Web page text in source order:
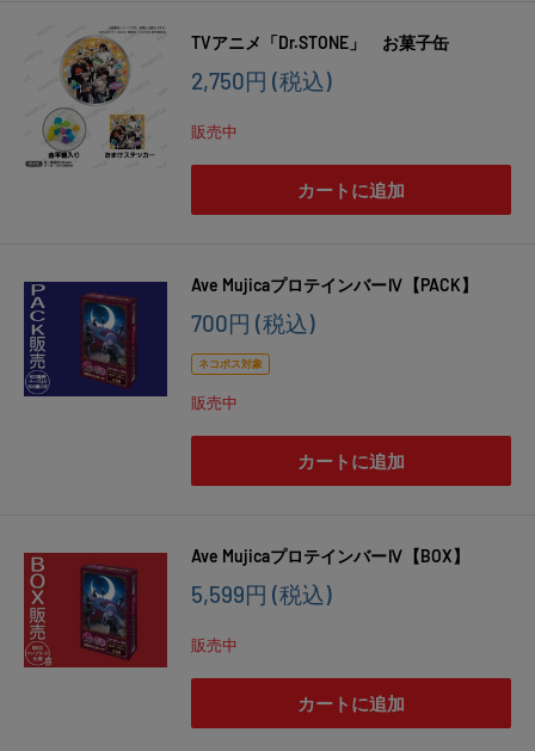
TVアニメ「Dr.STONE」 お菓子缶
販
価
格
2,750円 (税込)
販売中
カートに追加
Ave MujicaプロテインバーⅣ【PACK】
販
価
格
700円 (税込)
ネコポス対象
販売中
カートに追加
Ave MujicaプロテインバーⅣ【BOX】
販
価
格
5,599円 (税込)
販売中
カートに追加